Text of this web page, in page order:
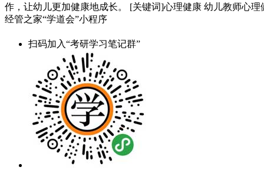
作，让幼儿更加健康地成长。 [关键词]心理健康 幼儿教师心理
经管之家“学道会”小程序
扫码加入“考研学习笔记群”